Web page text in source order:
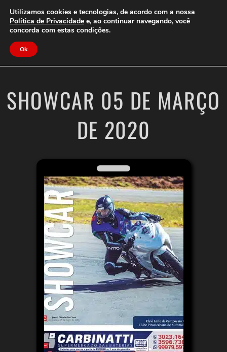
Clube do Assinante Área do Assinante
SHOWCAR 05 DE MARÇO
DE 2020
Utilizamos cookies e tecnologias, de acordo com a nossa
Política de Privacidade e, ao continuar navegando, você
concorda com estas condições.
Ok